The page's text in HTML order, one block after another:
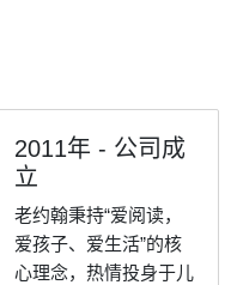
2011年 - 公司成
立
老约翰秉持“爱阅读，
爱孩子、爱生活”的核
心理念，热情投身于儿